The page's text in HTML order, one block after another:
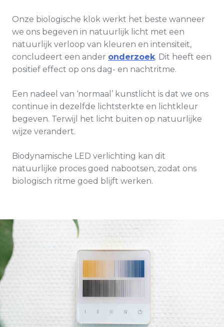
Onze biologische klok werkt het beste wanneer
we ons begeven in natuurlijk licht met een
natuurlijk verloop van kleuren en intensiteit,
concludeert een ander onderzoek. Dit heeft een
positief effect op ons dag- en nachtritme.
Een nadeel van ‘normaal’ kunstlicht is dat we ons
continue in dezelfde lichtsterkte en lichtkleur
begeven. Terwijl het licht buiten op natuurlijke
wijze verandert.
Biodynamische LED verlichting kan dit
natuurlijke proces goed nabootsen, zodat ons
biologisch ritme goed blijft werken.